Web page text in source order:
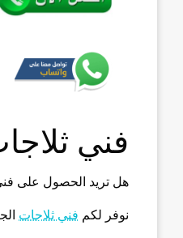
فني
هل تريد الحصول على
نوفر لكم فني ثلاجات